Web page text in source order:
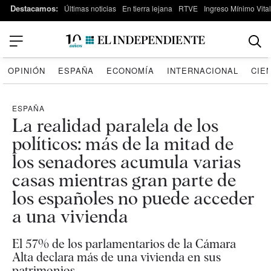
Destacamos: Últimas noticias En tierra lejana RTVE Ingreso Mínimo Vital
OPINIÓN ESPAÑA ECONOMÍA INTERNACIONAL
ESPAÑA
La realidad paralela de los
políticos: más de la mitad de
los senadores acumula varias
casas mientras gran parte de
los españoles no puede acceder
a una vivienda
El 57% de los parlamentarios de la Cámara
Alta declara más de una vivienda en sus